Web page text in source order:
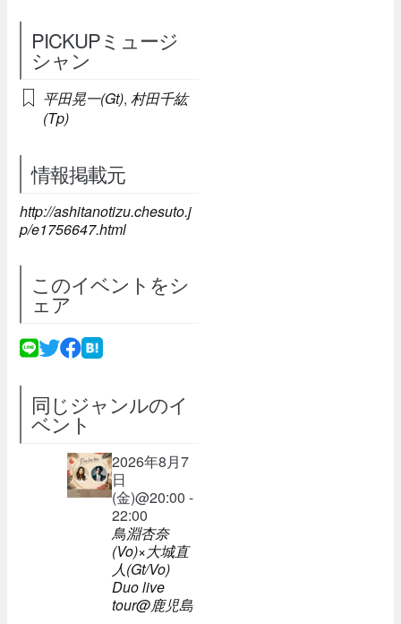
PICKUPミュージ
シャン
平田晃一(Gt),村田千紘
(Tp)
情報掲載元
http://ashitanotizu.chesuto.j
p/e1756647.html
このイベントをシ
ェア
同じジャンルのイ
ベント
2026年8月7
日
(金)@20:00 -
22:00
鳥淵杏奈
(Vo)×大城直
人(Gt/Vo)
Duo live
tour@鹿児島